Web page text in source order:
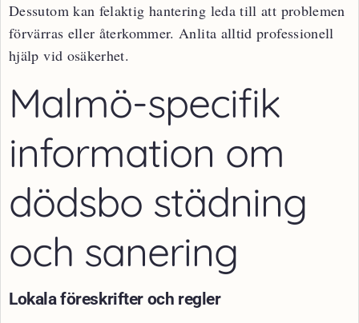
Dessutom kan felaktig hantering leda till att problemen
förvärras eller återkommer. Anlita alltid professionell
hjälp vid osäkerhet.
Malmö-specifik
information om
dödsbo städning
och sanering
Lokala föreskrifter och regler